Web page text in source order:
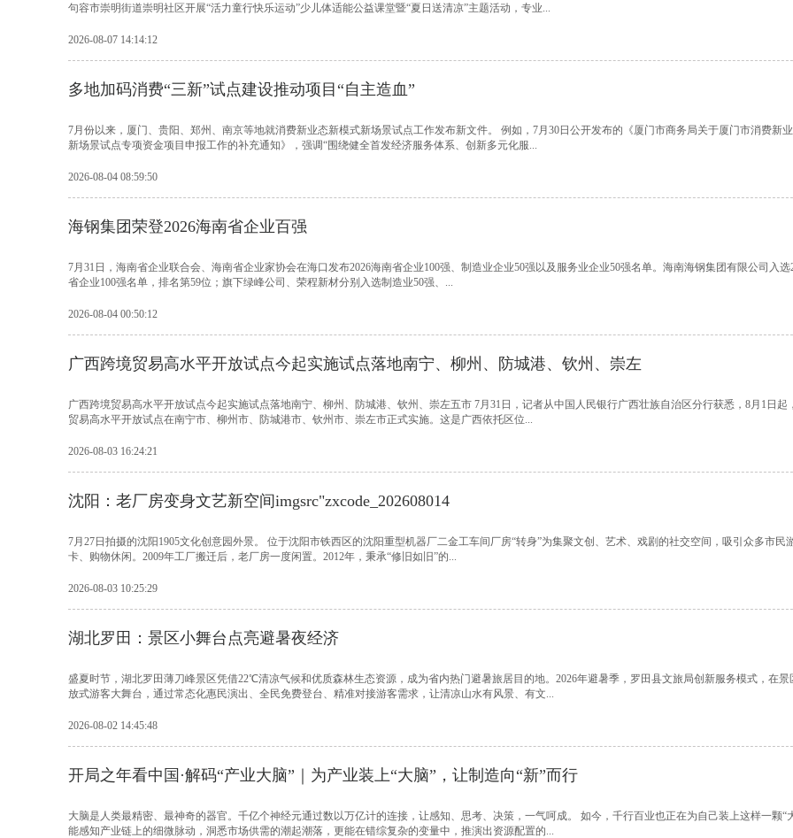
句容市崇明街道崇明社区开展“活力童行快乐运动”少儿体适能公益课堂暨“夏日送清凉”主题活动，专业...
2026-08-07 14:14:12
多地加码消费“三新”试点建设推动项目“自主造血”
7月份以来，厦门、贵阳、郑州、南京等地就消费新业态新模式新场景试点工作发布新文件。 例如，7月30日公开发布的《厦门市商务局关于厦门市消费新
新场景试点专项资金项目申报工作的补充通知》，强调“围绕健全首发经济服务体系、创新多元化服...
2026-08-04 08:59:50
海钢集团荣登2026海南省企业百强
7月31日，海南省企业联合会、海南省企业家协会在海口发布2026海南省企业100强、制造业企业50强以及服务业企业50强名单。海南海钢集团有限公司入选
省企业100强名单，排名第59位；旗下绿峰公司、荣程新材分别入选制造业50强、...
2026-08-04 00:50:12
广西跨境贸易高水平开放试点今起实施试点落地南宁、柳州、防城港、钦州、崇左
广西跨境贸易高水平开放试点今起实施试点落地南宁、柳州、防城港、钦州、崇左五市 7月31日，记者从中国人民银行广西壮族自治区分行获悉，8月1日起
贸易高水平开放试点在南宁市、柳州市、防城港市、钦州市、崇左市正式实施。这是广西依托区位...
2026-08-03 16:24:21
沈阳：老厂房变身文艺新空间imgsrc"zxcode_202608014
7月27日拍摄的沈阳1905文化创意园外景。 位于沈阳市铁西区的沈阳重型机器厂二金工车间厂房“转身”为集聚文创、艺术、戏剧的社交空间，吸引众多市民
卡、购物休闲。2009年工厂搬迁后，老厂房一度闲置。2012年，秉承“修旧如旧”的...
2026-08-03 10:25:29
湖北罗田：景区小舞台点亮避暑夜经济
盛夏时节，湖北罗田薄刀峰景区凭借22℃清凉气候和优质森林生态资源，成为省内热门避暑旅居目的地。2026年避暑季，罗田县文旅局创新服务模式，在景
放式游客大舞台，通过常态化惠民演出、全民免费登台、精准对接游客需求，让清凉山水有风景、有文...
2026-08-02 14:45:48
开局之年看中国·解码“产业大脑”｜为产业装上“大脑”，让制造向“新”而行
大脑是人类最精密、最神奇的器官。千亿个神经元通过数以万亿计的连接，让感知、思考、决策，一气呵成。 如今，千行百业也正在为自己装上这样一颗“
能感知产业链上的细微脉动，洞悉市场供需的潮起潮落，更能在错综复杂的变量中，推演出资源配置的...